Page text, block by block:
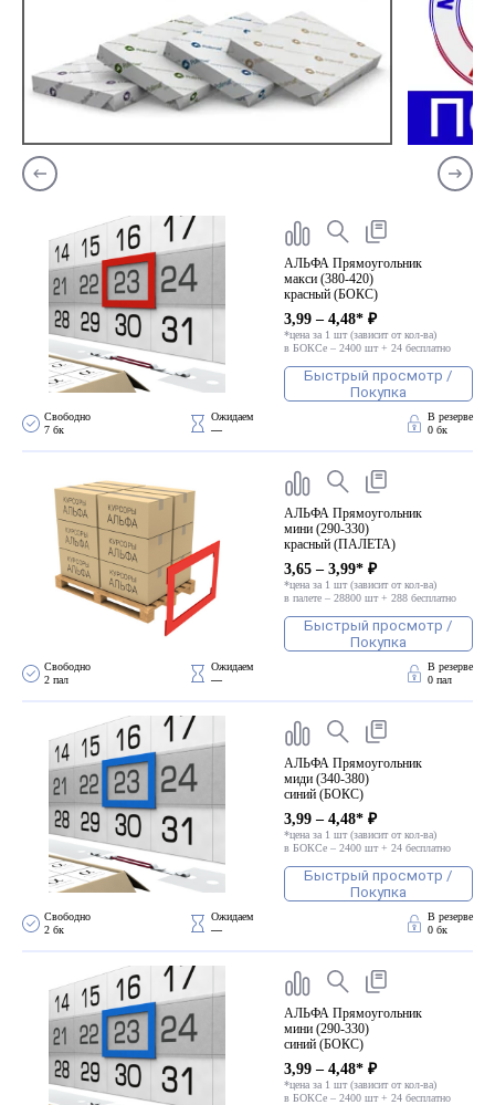
АЛЬФА Прямоугольник
макси (380-420)
красный (БОКС)
3,99 – 4,48* ₽
*цена за 1 шт (зависит от кол-ва)
в БОКСе – 2400 шт + 24 бесплатно
Быстрый просмотр /
Покупка
Свободно
7 бк
Ожидаем
—
В резерве
0 бк
АЛЬФА Прямоугольник
мини (290-330)
красный (ПАЛЕТА)
3,65 – 3,99* ₽
*цена за 1 шт (зависит от кол-ва)
в палете – 28800 шт + 288 бесплатно
Быстрый просмотр /
Покупка
Свободно
2 пал
Ожидаем
—
В резерве
0 пал
АЛЬФА Прямоугольник
миди (340-380)
синий (БОКС)
3,99 – 4,48* ₽
*цена за 1 шт (зависит от кол-ва)
в БОКСе – 2400 шт + 24 бесплатно
Быстрый просмотр /
Покупка
Свободно
2 бк
Ожидаем
—
В резерве
0 бк
АЛЬФА Прямоугольник
мини (290-330)
синий (БОКС)
3,99 – 4,48* ₽
*цена за 1 шт (зависит от кол-ва)
в БОКСе – 2400 шт + 24 бесплатно